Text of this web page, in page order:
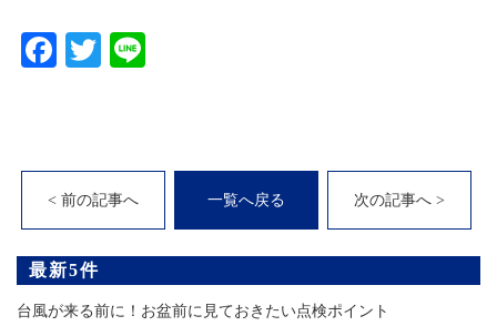
Facebook
Twitter
< 前の記事へ 一覧へ戻る 次の記事へ >
最新5件
台風が来る前に！お盆前に見ておきたい点検ポイント